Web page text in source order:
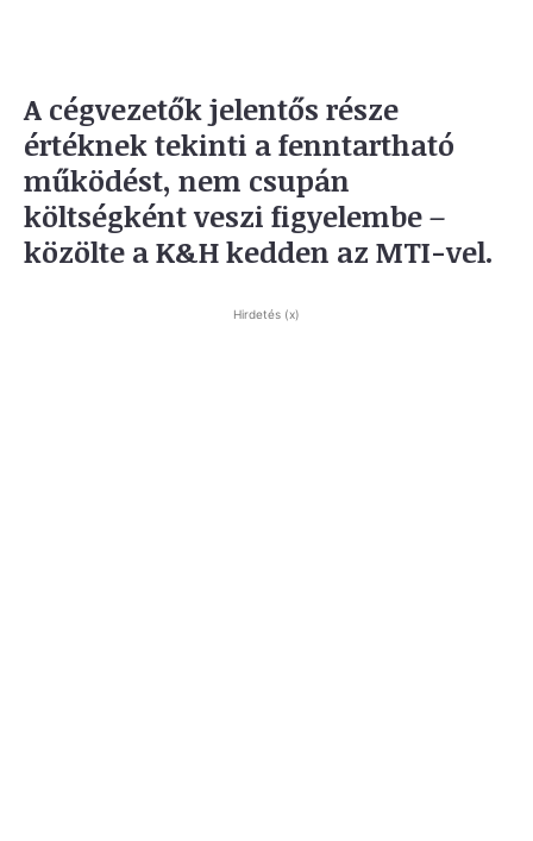
A cégvezetők jelentős része
értéknek tekinti a fenntartható
működést, nem csupán
költségként veszi figyelembe –
közölte a K&H kedden az MTI-vel.
Hirdetés (x)